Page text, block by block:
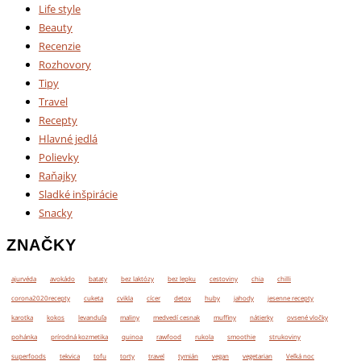
Life style
Beauty
Recenzie
Rozhovory
Tipy
Travel
Recepty
Hlavné jedlá
Polievky
Raňajky
Sladké inšpirácie
Snacky
ZNAČKY
ajurvéda avokádo bataty bez laktózy bez lepku cestoviny chia chilli
corona2020recepty cuketa cvikla cícer detox huby jahody jesenne recepty
karotka kokos levanduľa maliny medvedí cesnak muffiny nátierky ovsené vločky
pohánka prírodná kozmetika quinoa rawfood rukola smoothie strukoviny
superfoods tekvica tofu torty travel tymián vegan vegetarian Veľká noc